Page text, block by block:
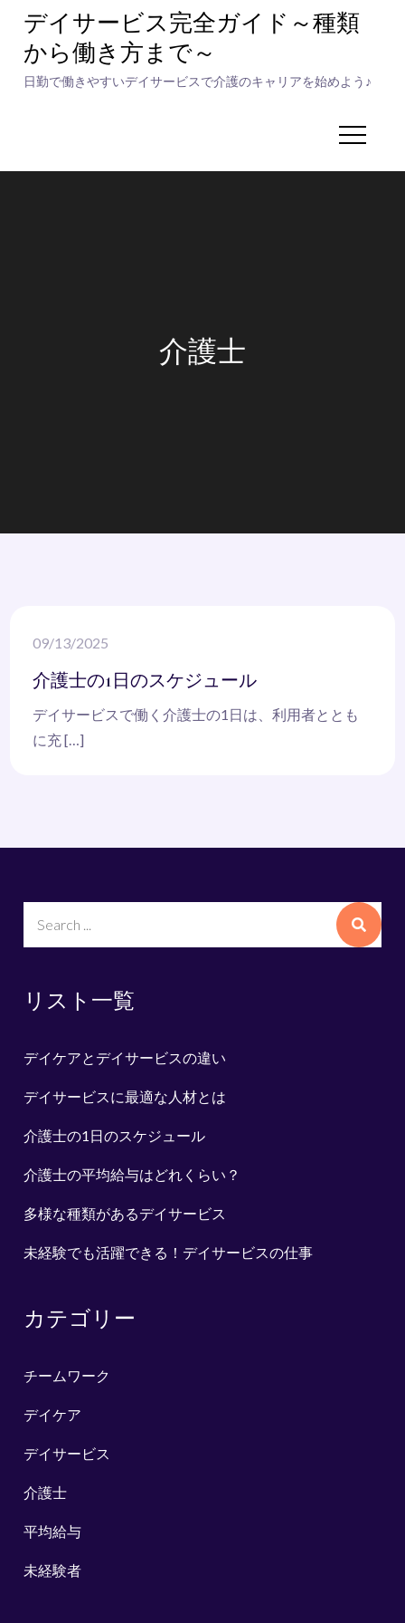
content
デイサービス完全ガイド～種類
から働き方まで～
日勤で働きやすいデイサービスで介護のキャリアを始めよう♪
介護士
09/13/2025
介護士の1日のスケジュール
デイサービスで働く介護士の1日は、利用者ととも
に充 […]
リスト一覧
デイケアとデイサービスの違い
デイサービスに最適な人材とは
介護士の1日のスケジュール
介護士の平均給与はどれくらい？
多様な種類があるデイサービス
未経験でも活躍できる！デイサービスの仕事
カテゴリー
チームワーク
デイケア
デイサービス
介護士
平均給与
未経験者